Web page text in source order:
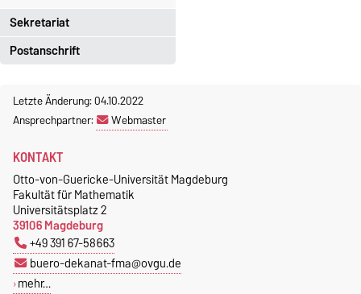
Sekretariat
Jeannette Polte
Tel. +49 391 67 58713
+49 391 67 41213
jeannette.polte@ovgu.de
Postanschrift
Magdeburg
Fakultät für Mathematik
Geometrie
Postfach 4120
39016 Magdeburg
Letzte Änderung: 04.10.2022
Ansprechpartner:
Webmaster
KONTAKT
Otto-von-Guericke-Universität Magdeburg
Fakultät für Mathematik
Universitätsplatz 2
39106 Magdeburg
+49 391 67-58663
buero-dekanat-fma@ovgu.de
mehr…